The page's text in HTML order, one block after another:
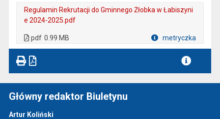
Regulamin Rekrutacji do Gminnego Żłobka w Łabiszyni
e 2024-2025.pdf
pdf 0.99 MB metryczka
Główny redaktor Biuletynu
Artur Koliński